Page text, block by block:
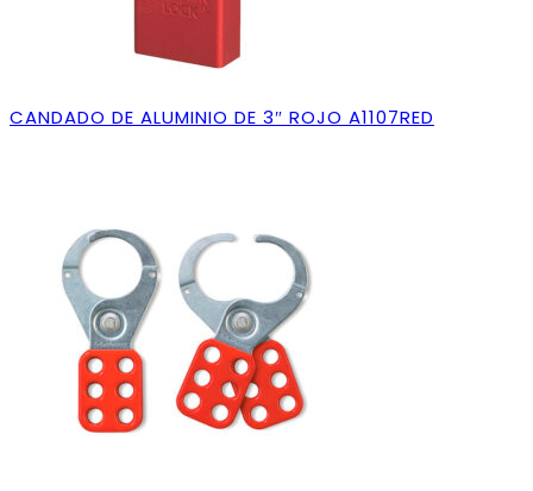
CANDADO DE ALUMINIO DE 3″ ROJO A1107RED